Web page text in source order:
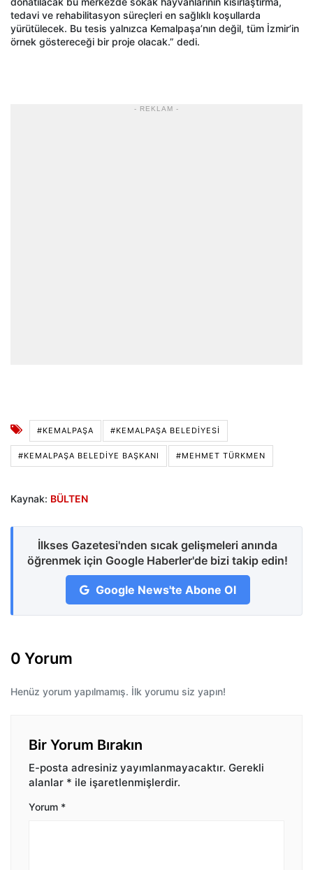
tedavi ve rehabilitasyon süreçleri en sağlıklı koşullarda
yürütülecek. Bu tesis yalnızca Kemalpaşa’nın değil, tüm İzmir’in
örnek göstereceği bir proje olacak.” dedi.
- REKLAM -
#KEMALPAŞA #KEMALPAŞA BELEDIYESI
#KEMALPAŞA BELEDIYE BAŞKANI #MEHMET TÜRKMEN
Kaynak: BÜLTEN
İlkses Gazetesi'nden sıcak gelişmeleri anında
öğrenmek için Google Haberler'de bizi takip edin!
Google News'te Abone Ol
0 Yorum
Henüz yorum yapılmamış. İlk yorumu siz yapın!
Bir Yorum Bırakın
E-posta adresiniz yayımlanmayacaktır. Gerekli
alanlar * ile işaretlenmişlerdir.
Yorum *